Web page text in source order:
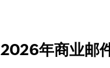
年商业邮